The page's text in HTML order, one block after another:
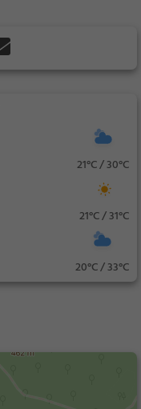
21°C / 30°C
21°C / 31°C
20°C / 33°C